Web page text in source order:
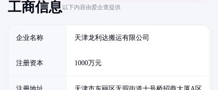
工商信息以下内容由爱企查提供
企业名称 天津龙利达搬运有限公司
注册资本 1000万元